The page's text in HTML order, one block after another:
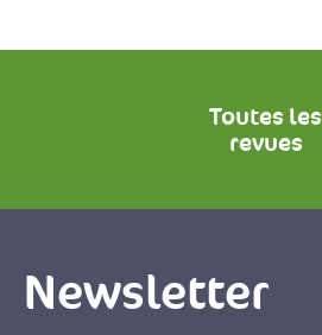
Toutes les
revues
Newsletter